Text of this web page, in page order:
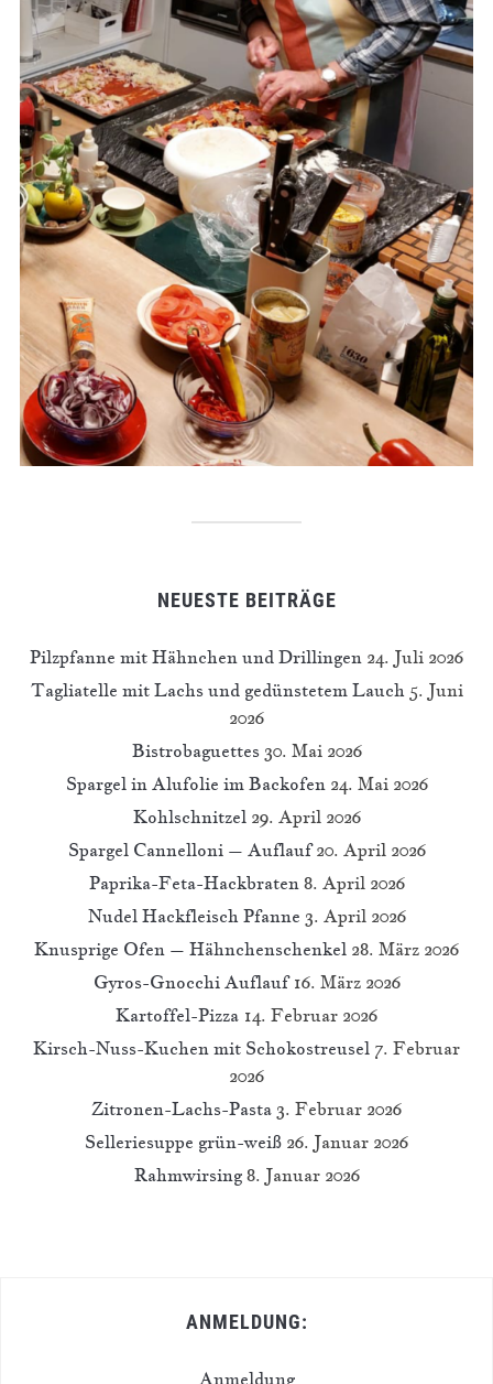
NEUESTE BEITRÄGE
Pilzpfanne mit Hähnchen und Drillingen 24. Juli 2026
Tagliatelle mit Lachs und gedünstetem Lauch 5. Juni
2026
Bistrobaguettes 30. Mai 2026
Spargel in Alufolie im Backofen 24. Mai 2026
Kohlschnitzel 29. April 2026
Spargel Cannelloni – Auflauf 20. April 2026
Paprika-Feta-Hackbraten 8. April 2026
Nudel Hackfleisch Pfanne 3. April 2026
Knusprige Ofen – Hähnchenschenkel 28. März 2026
Gyros-Gnocchi Auflauf 16. März 2026
Kartoffel-Pizza 14. Februar 2026
Kirsch-Nuss-Kuchen mit Schokostreusel 7. Februar
2026
Zitronen-Lachs-Pasta 3. Februar 2026
Selleriesuppe grün-weiß 26. Januar 2026
Rahmwirsing 8. Januar 2026
ANMELDUNG:
Anmeldung